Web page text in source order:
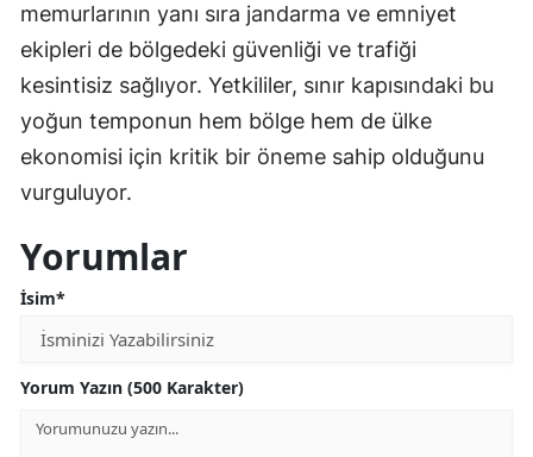
memurlarının yanı sıra jandarma ve emniyet
ekipleri de bölgedeki güvenliği ve trafiği
kesintisiz sağlıyor. Yetkililer, sınır kapısındaki bu
yoğun temponun hem bölge hem de ülke
ekonomisi için kritik bir öneme sahip olduğunu
vurguluyor.
Yorumlar
İsim*
Yorum Yazın (500 Karakter)